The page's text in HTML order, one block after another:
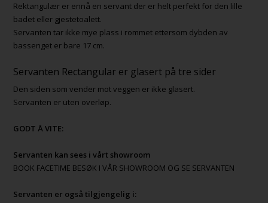
Rektangulær er ennå en servant der er helt perfekt for den lille
badet eller gjestetoalett.
Servanten tar ikke mye plass i rommet ettersom dybden av
bassenget er bare 17 cm.
Servanten Rectangular er glasert på tre sider
Den siden som vender mot veggen er ikke glasert.
Servanten er uten overløp.
GODT Å VITE:
Servanten kan sees i vårt showroom
BOOK FACETIME BESØK I VÅR SHOWROOM OG SE SERVANTEN
Servanten er også tilgjengelig i: